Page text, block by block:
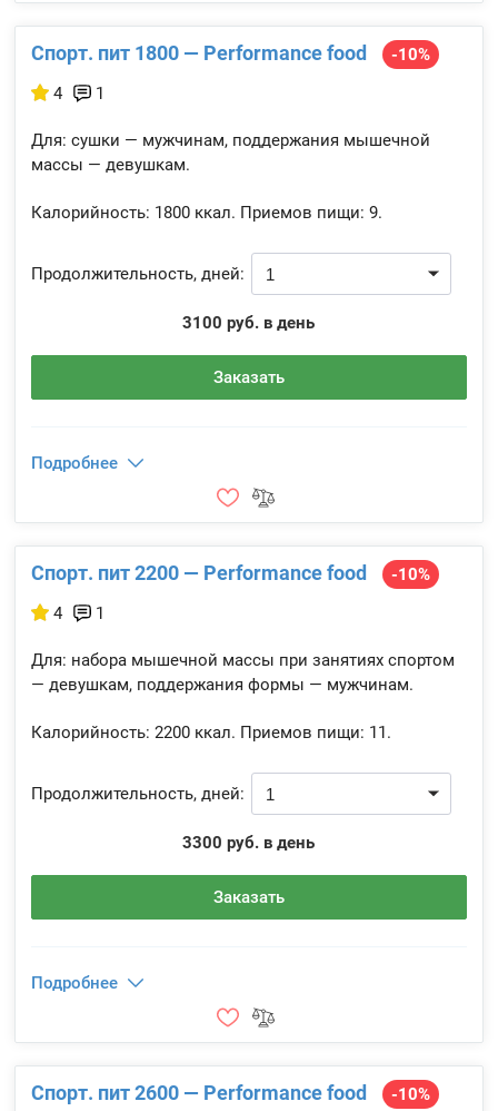
Спорт. пит 1800 — Performance food
-10%
4
1
Для: сушки — мужчинам, поддержания мышечной
массы — девушкам.
Калорийность: 1800 ккал. Приемов пищи: 9.
Продолжительность, дней:
3100 руб. в день
Заказать
Подробнее
Спорт. пит 2200 — Performance food
-10%
4
1
Для: набора мышечной массы при занятиях спортом
— девушкам, поддержания формы — мужчинам.
Калорийность: 2200 ккал. Приемов пищи: 11.
Продолжительность, дней:
3300 руб. в день
Заказать
Подробнее
Спорт. пит 2600 — Performance food
-10%